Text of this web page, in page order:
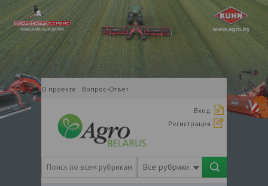
О проекте Вопрос-Ответ
Вход
Регистрация
Все рубрики